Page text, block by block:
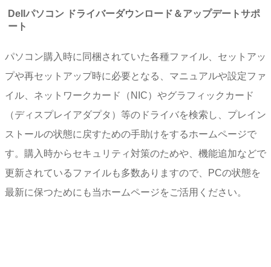
Dellパソコン ドライバーダウンロード＆アップデートサポ
ート
パソコン購入時に同梱されていた各種ファイル、セットアッ
プや再セットアップ時に必要となる、マニュアルや設定ファ
イル、ネットワークカード（NIC）やグラフィックカード
（ディスプレイアダプタ）等のドライバを検索し、プレイン
ストールの状態に戻すための手助けをするホームページで
す。購入時からセキュリティ対策のためや、機能追加などで
更新されているファイルも多数ありますので、PCの状態を
最新に保つためにも当ホームページをご活用ください。